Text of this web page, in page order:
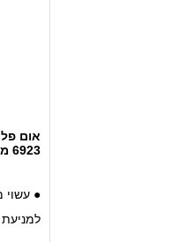
6923 מידה 12
● עשוי